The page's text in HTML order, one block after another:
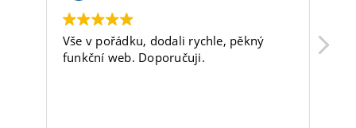
Vše v pořádku, dodali rychle, pěkný
funkční web. Doporučuji.